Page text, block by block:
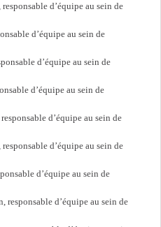
d’équipe au sein de
d’équipe au sein de
d’équipe au sein de
d’équipe au sein de
d’équipe au sein de
d’équipe au sein de
d’équipe au sein de
responsable d’équipe au sein de